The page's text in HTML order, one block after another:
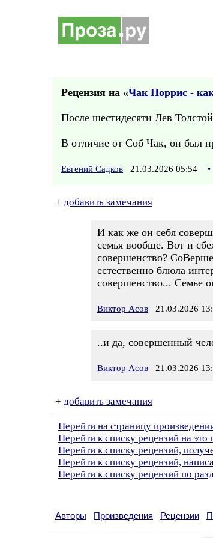
Рецензия на «Чак Норрис -
После шестидесяти Лев
В отличие от Соб Чак, он был
Евгений Садков 21.03.2026 05:54 •
+ добавить замечания
И как же он себя
семья вообще. Вот и
совершенство?
естественно блюла
совершенство... Семье
Виктор Асов 21.03.2026
..и да, совершенный
Виктор Асов 21.03.2026
+ добавить замечания
Перейти на страницу
Перейти к списку рецензий на это
Перейти к списку рецензий,
Перейти к списку рецензий,
Перейти к списку рецензий по
Авторы Произведения Рецензии